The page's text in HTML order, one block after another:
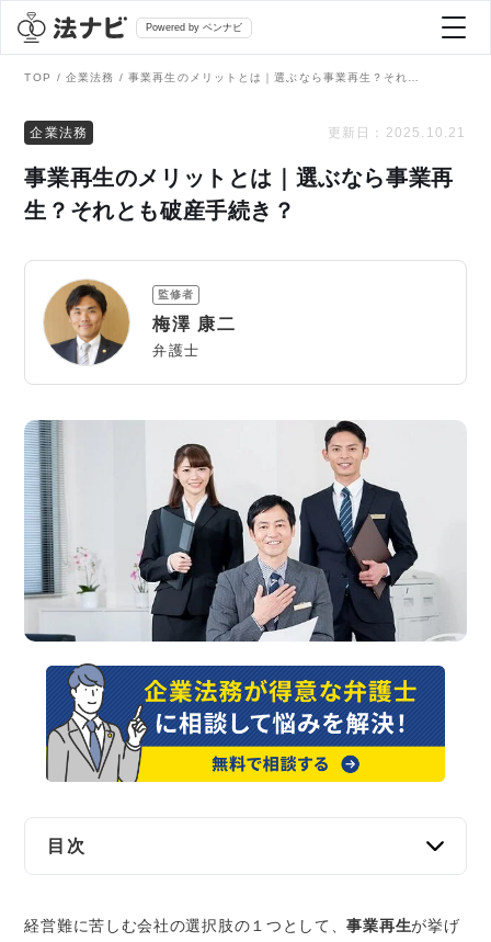
Powered by ベンナビ
全て
刑事事件
債務整理
離婚問題
交通事故
遺産相続
労働問題
債権回収
IT・ネット
企業法務
弁護士を探す
AI Search Premium
掲載をご検討の弁護士の方へ
TOP 企業法務
企業法務 更新日： 2025.10.21
事業再生のメリットとは｜選ぶなら事業再
生？それとも破産手続き？
監修者
梅澤 康二
弁護士
目次
事業を存続させることができる
経営難に苦しむ会社の選択肢の１つとして、事業再生が挙げ